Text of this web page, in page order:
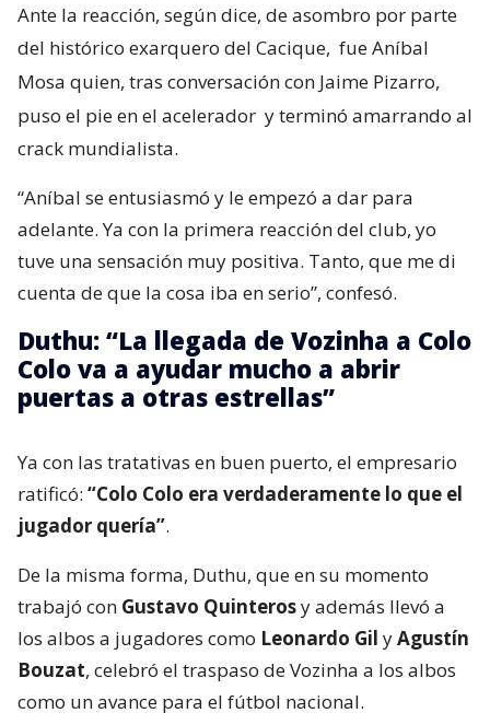
Ante la reacción, según dice, de asombro por parte
del histórico exarquero del Cacique, fue Aníbal
Mosa quien, tras conversación con Jaime Pizarro,
puso el pie en el acelerador y terminó amarrando al
crack mundialista.
“Aníbal se entusiasmó y le empezó a dar para
adelante. Ya con la primera reacción del club, yo
tuve una sensación muy positiva. Tanto, que me di
cuenta de que la cosa iba en serio”, confesó.
Duthu: “La llegada de Vozinha a Colo
Colo va a ayudar mucho a abrir
puertas a otras estrellas”
Ya con las tratativas en buen puerto, el empresario
ratificó: “Colo Colo era verdaderamente lo que el
jugador quería”.
De la misma forma, Duthu, que en su momento
trabajó con Gustavo Quinterosy además llevó a
los albos a jugadores como Leonardo Gil yAgustín
Bouzat, celebró el traspaso de Vozinha a los albos
como un avance para el fútbol nacional.